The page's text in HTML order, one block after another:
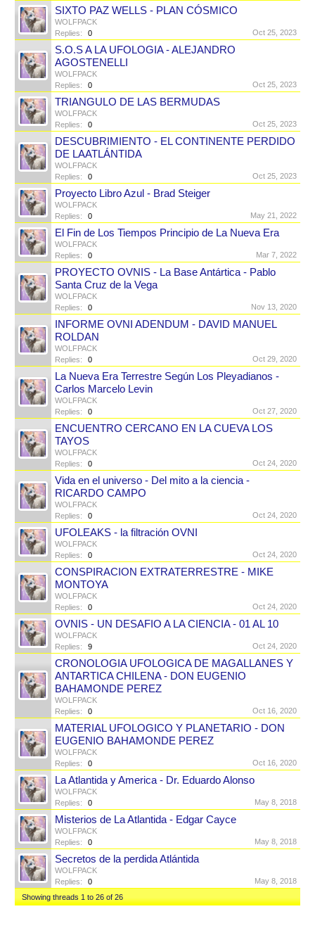
SIXTO PAZ WELLS - PLAN CÓSMICO
WOLFPACK
Replies:
0 Oct 25, 2023
S.O.S A LA UFOLOGIA - ALEJANDRO
AGOSTENELLI
WOLFPACK
Replies:
0 Oct 25, 2023
TRIANGULO DE LAS BERMUDAS
WOLFPACK
Replies:
0 Oct 25, 2023
DESCUBRIMIENTO - EL CONTINENTE PERDIDO
DE LAATLÁNTIDA
WOLFPACK
Replies:
0 Oct 25, 2023
Proyecto Libro Azul - Brad Steiger
WOLFPACK
Replies:
0 May 21, 2022
El Fin de Los Tiempos Principio de La Nueva Era
WOLFPACK
Replies:
0 Mar 7, 2022
PROYECTO OVNIS - La Base Antártica - Pablo
Santa Cruz de la Vega
WOLFPACK
Replies:
0 Nov 13, 2020
INFORME OVNI ADENDUM - DAVID MANUEL
ROLDAN
WOLFPACK
Replies:
0 Oct 29, 2020
La Nueva Era Terrestre Según Los Pleyadianos -
Carlos Marcelo Levin
WOLFPACK
Replies:
0 Oct 27, 2020
ENCUENTRO CERCANO EN LA CUEVA LOS
TAYOS
WOLFPACK
Replies:
0 Oct 24, 2020
Vida en el universo - Del mito a la ciencia -
RICARDO CAMPO
WOLFPACK
Replies:
0 Oct 24, 2020
UFOLEAKS - la filtración OVNI
WOLFPACK
Replies:
0 Oct 24, 2020
CONSPIRACION EXTRATERRESTRE - MIKE
MONTOYA
WOLFPACK
Replies:
0 Oct 24, 2020
OVNIS - UN DESAFIO A LA CIENCIA - 01 AL 10
WOLFPACK
Replies:
9 Oct 24, 2020
CRONOLOGIA UFOLOGICA DE MAGALLANES Y
ANTARTICA CHILENA - DON EUGENIO
BAHAMONDE PEREZ
WOLFPACK
Replies:
0 Oct 16, 2020
MATERIAL UFOLOGICO Y PLANETARIO - DON
EUGENIO BAHAMONDE PEREZ
WOLFPACK
Replies:
0 Oct 16, 2020
La Atlantida y America - Dr. Eduardo Alonso
WOLFPACK
Replies:
0 May 8, 2018
Misterios de La Atlantida - Edgar Cayce
WOLFPACK
Replies:
0 May 8, 2018
Secretos de la perdida Atlántida
WOLFPACK
Replies:
0
May 8, 2018
Showing threads 1 to 26 of 26